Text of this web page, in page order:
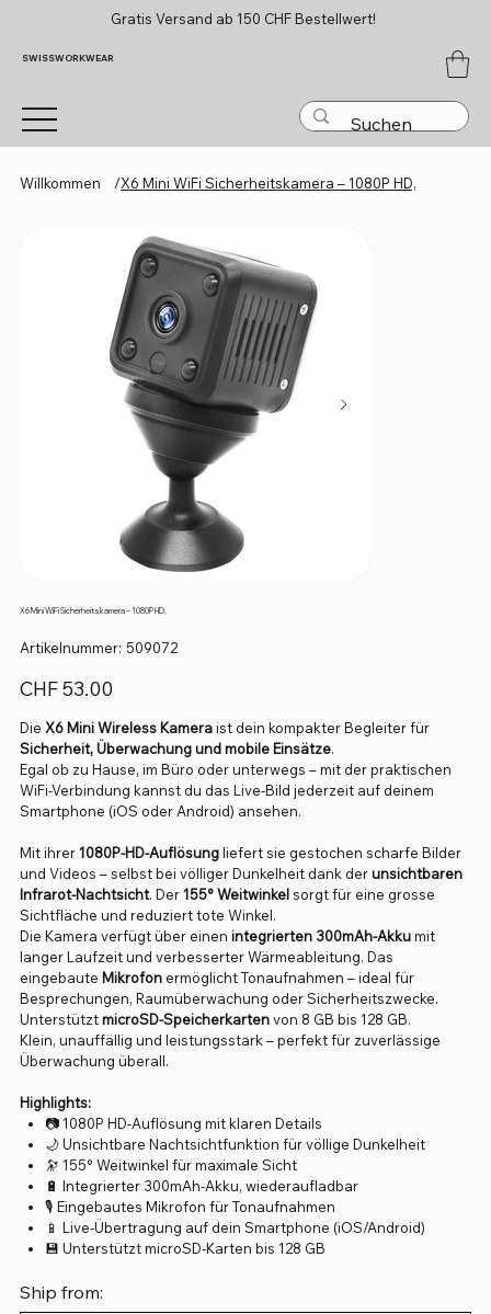
Gratis Versand ab 150 CHF Bestellwert!
SWISSWORKWEAR
Willkommen /X6 Mini WiFi Sicherheitskamera – 1080P HD,
X6 Mini WiFi Sicherheitskamera – 1080P HD,
Artikelnummer: Artikelnummer:
509072
509072
Preis
CHF 53.00
Die X6 Mini Wireless Kameraist dein kompakter Begleiter für
Sicherheit, Überwachung und mobile Einsätze.
Egal ob zu Hause, im Büro oder unterwegs – mit der praktischen
WiFi-Verbindung kannst du das Live-Bild jederzeit auf deinem
Smartphone (iOS oder Android) ansehen.
Mit ihrer1080P-HD-Auflösungliefert sie gestochen scharfe Bilder
und Videos – selbst bei völliger Dunkelheit dank derunsichtbaren
Infrarot-Nachtsicht. Der155° Weitwinkelsorgt für eine grosse
Sichtfläche und reduziert tote Winkel.
Die Kamera verfügt über einen integrierten 300mAh-Akkumit
langer Laufzeit und verbesserter Wärmeableitung. Das
eingebaute Mikrofonermöglicht Tonaufnahmen – ideal für
Besprechungen, Raumüberwachung oder Sicherheitszwecke.
UnterstütztmicroSD-Speicherkartenvon 8 GB bis 128 GB.
Klein, unauffällig und leistungsstark – perfekt für zuverlässige
Überwachung überall.
Highlights:
📷 1080P HD-Auflösung mit klaren Details
🌙 Unsichtbare Nachtsichtfunktion für völlige Dunkelheit
🔭 155° Weitwinkel für maximale Sicht
🔋 Integrierter 300mAh-Akku, wiederaufladbar
🎙️ Eingebautes Mikrofon für Tonaufnahmen
📱 Live-Übertragung auf dein Smartphone (iOS/Android)
💾 Unterstützt microSD-Karten bis 128 GB
Ship from: